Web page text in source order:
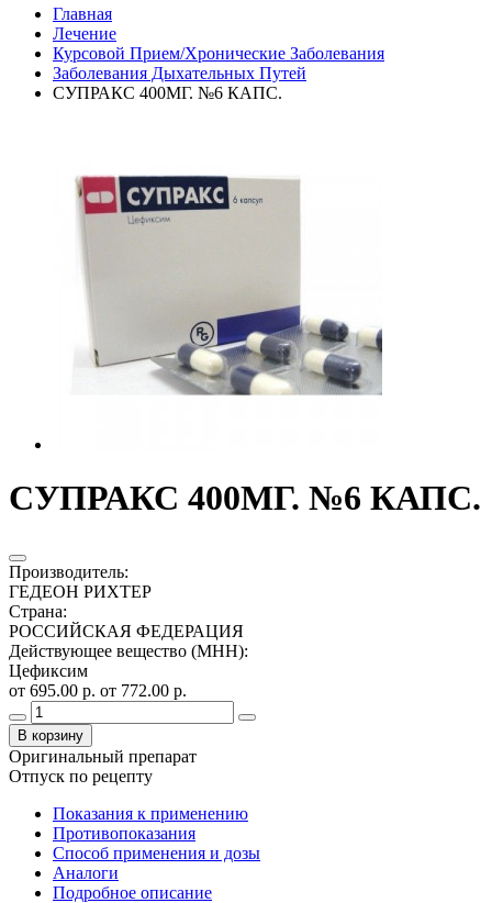
Главная
Лечение
Курсовой Прием/Хронические Заболевания
Заболевания Дыхательных Путей
СУПРАКС 400МГ. №6 КАПС.
СУПРАКС 400МГ. №6 КАПС.
Производитель:
ГЕДЕОН РИХТЕР
Страна:
РОССИЙСКАЯ ФЕДЕРАЦИЯ
Действующее вещество (МНН):
Цефиксим
от 695.00 р. от 772.00 р.
В корзину
Оригинальный препарат
Отпуск по рецепту
Показания к применению
Противопоказания
Способ применения и дозы
Аналоги
Подробное описание